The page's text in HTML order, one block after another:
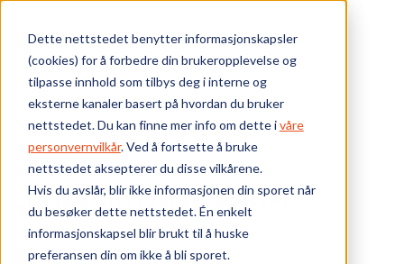
Dette nettstedet benytter informasjonskapsler
(cookies) for å forbedre din brukeropplevelse og
tilpasse innhold som tilbys deg i interne og
eksterne kanaler basert på hvordan du bruker
nettstedet. Du kan finne mer info om dette ivåre
personvernvilkår. Ved å fortsette å bruke
nettstedet aksepterer du disse vilkårene.
Hvis du avslår, blir ikke informasjonen din sporet når
du besøker dette nettstedet. Én enkelt
informasjonskapsel blir brukt til å huske
preferansen din om ikke å bli sporet.
Skip to main content
DL-485-4W/2x13-SM-ST-L
Produktnummer:010006681-L
Lagerbeholdning: 0 stk
Bærekraft
Vi tilbyr
Ressurser
Om oss